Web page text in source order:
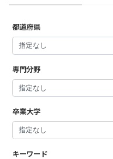
都道府県
専門分野
卒業大学
キーワード